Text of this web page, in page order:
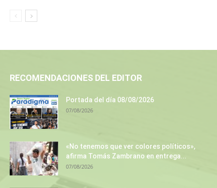
RECOMENDACIONES DEL EDITOR
Portada del día 08/08/2026
07/08/2026
«No tenemos que ver colores políticos»,
afirma Tomás Zambrano en entrega...
07/08/2026